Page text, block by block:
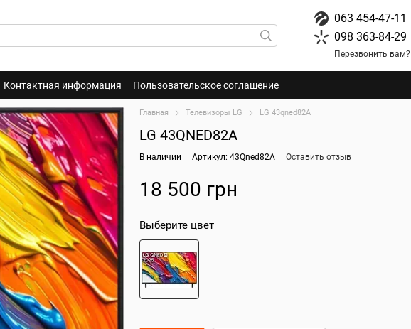
063 454-47-11
098 363-84-29
Перезвонить вам?
Контактная информация Пользовательское соглашение
Главная Телевизоры LG LG 43qned82A
LG 43QNED82A
В наличии Артикул: 43Qned82A Оставить отзыв
18 500 грн
Выберите цвет